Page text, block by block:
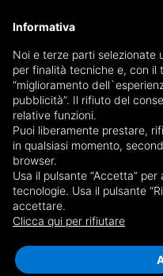
Receive a copy
2 results for
Matera
Informativa
Noi e terze parti selezionate
per finalità tecniche e, con il
“miglioramento
pubblicità”. Il rifiuto del
relative funzioni.
Puoi liberamente prestare,
in qualsiasi momento,
browser.
Usa il pulsante “Accetta”
tecnologie. Usa il pulsante
accettare.
Clicca qui per rifiutare